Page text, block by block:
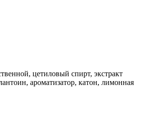
цетиловый спирт, экстракт
ароматизатор, катон, лимонная